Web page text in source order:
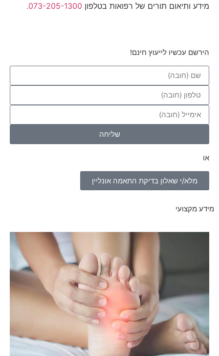
מידע ותיאום תורים של רפואות בטלפון 073-205-1300.
הירשם עכשיו לייעוץ חינם!
שליחה
או
מלא/י שאלון בדיקת התאמה אונליין
מידע מקצועי